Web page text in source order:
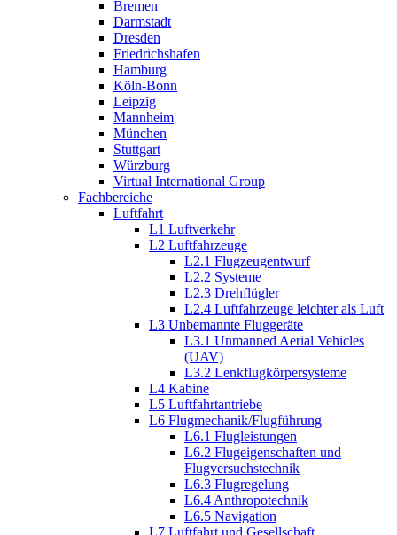
Bremen
Darmstadt
Dresden
Friedrichshafen
Hamburg
Köln-Bonn
Leipzig
Mannheim
München
Stuttgart
Würzburg
Virtual International Group
Fachbereiche
Luftfahrt
L1 Luftverkehr
L2 Luftfahrzeuge
L2.1 Flugzeugentwurf
L2.2 Systeme
L2.3 Drehflügler
L2.4 Luftfahrzeuge leichter als Luft
L3 Unbemannte Fluggeräte
L3.1 Unmanned Aerial Vehicles
(UAV)
L3.2 Lenkflugkörpersysteme
L4 Kabine
L5 Luftfahrtantriebe
L6 Flugmechanik/Flugführung
L6.1 Flugleistungen
L6.2 Flugeigenschaften und
Flugversuchstechnik
L6.3 Flugregelung
L6.4 Anthropotechnik
L6.5 Navigation
L7 Luftfahrt und Gesellschaft